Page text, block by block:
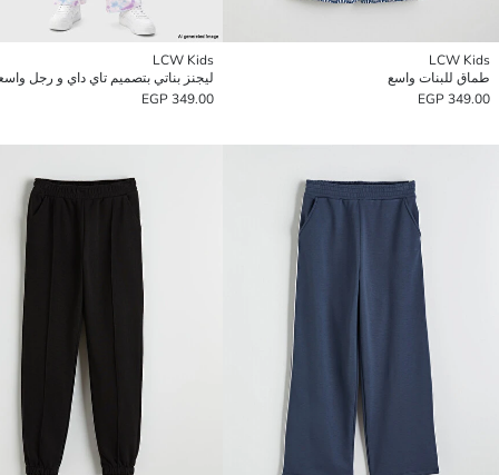
LCW Kids
طماق للبنات واسع
349.00 EGP
LCW Kids
ليجنز بناتي بتصميم تاي داي و رجل
349.00 EGP